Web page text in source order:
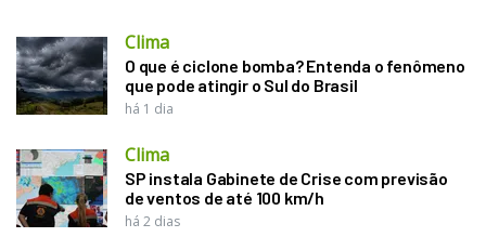
Clima
O que é ciclone bomba? Entenda o fenômeno
que pode atingir o Sul do Brasil
há 1 dia
Clima
SP instala Gabinete de Crise com previsão
de ventos de até 100 km/h
há 2 dias